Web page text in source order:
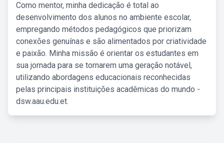
Como mentor, minha dedicação é total ao
desenvolvimento dos alunos no ambiente escolar,
empregando métodos pedagógicos que priorizam
conexões genuínas e são alimentados por criatividade
e paixão. Minha missão é orientar os estudantes em
sua jornada para se tornarem uma geração notável,
utilizando abordagens educacionais reconhecidas
pelas principais instituições acadêmicas do mundo -
dsw.aau.edu.et.